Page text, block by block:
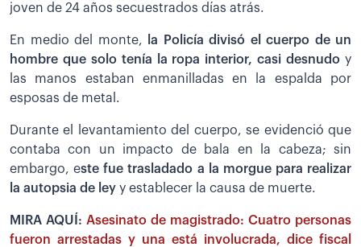
joven de 24 años secuestrados días atrás.
En medio del monte,
la Policía divisó el cuerpo de un
hombre que solo tenía la ropa interior, casi desnudo y
las manos estaban enmanilladas en la espalda por
esposas de metal.
Durante el levantamiento del cuerpo, se evidenció que
contaba con un impacto de bala en la cabeza; sin
embargo, este fue trasladado a la morgue para realizar
la autopsia de ley y establecer la causa de muerte.
MIRA AQUÍ: Asesinato de magistrado: Cuatro personas
fueron arrestadas y una está involucrada, dice fiscal